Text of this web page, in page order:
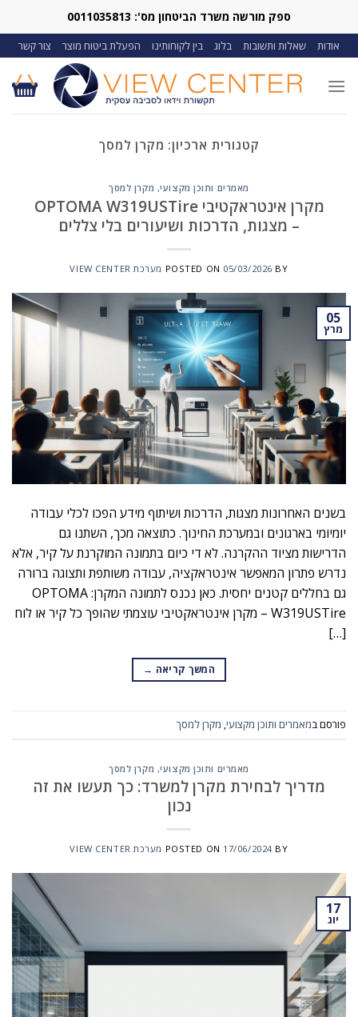
content
ספק מורשה משרד הביטחון מס': 0011035813
אודות שאלות ותשובות בלוג בין לקוחותינו הפעלת ביטוח מוצר צור קשר
קטגורית ארכיון: מקרן למסך
מאמרים ותוכן מקצועי, מקרן למסך
מקרן אינטראקטיבי OPTOMA W319USTire
– מצגות, הדרכות ושיעורים בלי צללים
POSTED ON 05/03/2026 BY מערכת VIEW CENTER
05
מרץ
בשנים האחרונות מצגות, הדרכות ושיתוף מידע הפכו לכלי עבודה
יומיומי בארגונים ובמערכת החינוך. כתוצאה מכך, השתנו גם
הדרישות מציוד ההקרנה. לא די כיום בתמונה המוקרנת על קיר, אלא
נדרש פתרון המאפשר אינטראקציה, עבודה משותפת ותצוגה ברורה
גם בחללים קטנים יחסית. כאן נכנס לתמונה המקרן: OPTOMA
W319USTire – מקרן אינטראקטיבי עוצמתי שהופך כל קיר או לוח
[…]
המשך קריאה →
פורסם במאמרים ותוכן מקצועי, מקרן למסך
מאמרים ותוכן מקצועי, מקרן למסך
מדריך לבחירת מקרן למשרד: כך תעשו את זה
נכון
POSTED ON 17/06/2024 BY מערכת VIEW CENTER
17
יונ